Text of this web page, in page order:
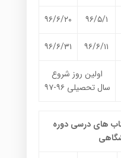
۹۶/۵/۱ ۹۶/۶/۲۰
۹۶/۶/۱۱ ۹۶/۶/۳۱
اولین روز شروع
سال تحصیلی ۹۶-۹۷
های درسی دوره